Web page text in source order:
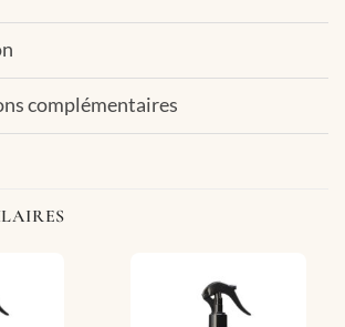
complémentaires